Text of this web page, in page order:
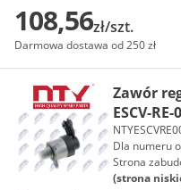
108,56zł/szt.
Darmowa dostawa od 250 zł
Zawór
ESCV-RE-
Dla numeru
Strona
(strona